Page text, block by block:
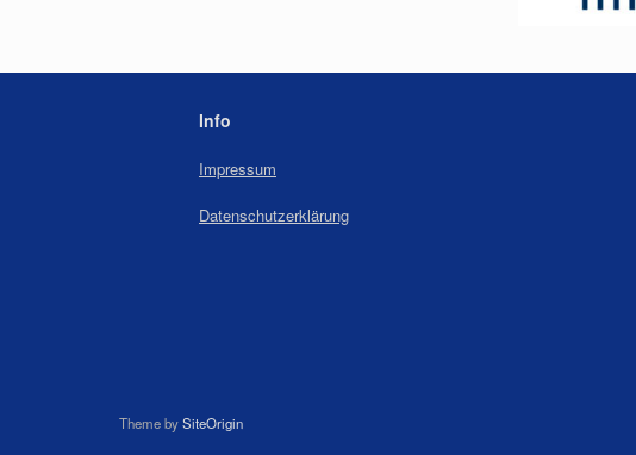
Info
Impressum
Datenschutzerklärung
Theme bySiteOrigin